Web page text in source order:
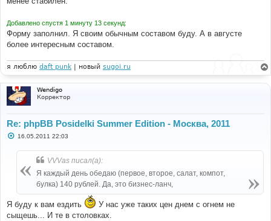
Добавлено спустя 1 минуту 13 секунд:
Форму заполнил. Я своим обычным составом буду. А в августе
более интересным составом.
я люблю daft punk | новый sugoi.ru
Wendigo
Корректор
Re: phpBB Posidelki Summer Edition - Москва, 2011
С
е
16.05.2011 22:03
VVVas писал(а):
Я каждый день обедаю (первое, второе, салат, компот,
булка) 140 рублей. Да, это бизнес-ланч,
Я буду к вам ездить
У нас уже таких цен днем с огнем не
сыщешь... И те в столовках.